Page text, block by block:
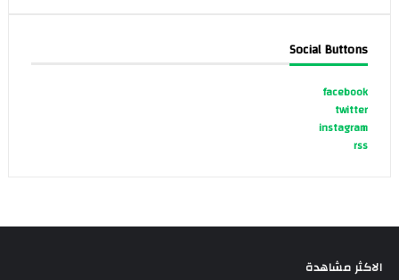
Social Buttons
facebook
twitter
instagram
rss
الاكثر مشاهدة